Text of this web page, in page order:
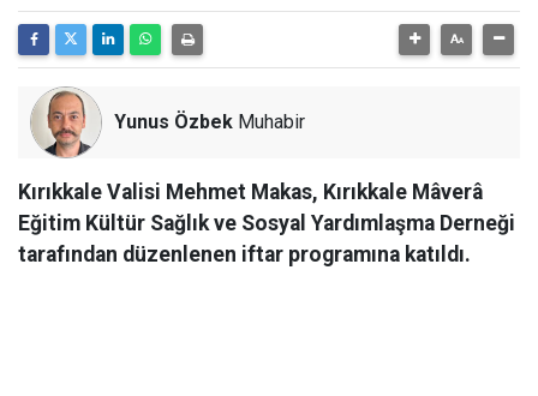
Yunus Özbek Muhabir
Kırıkkale Valisi Mehmet Makas, Kırıkkale Mâverâ
Eğitim Kültür Sağlık ve Sosyal Yardımlaşma Derneği
tarafından düzenlenen iftar programına katıldı.